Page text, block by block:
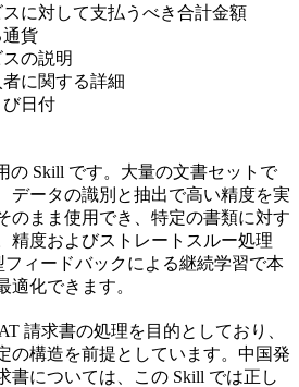
に対して支払うべき合計金額
貨
の説明
に関する詳細
日付
の Skill です。大量の文書セットで
データの識別と抽出で高い精度を実
のまま使用でき、特定の書類に対す
精度およびストレートスルー処理
フィードバックによる継続学習で本
適化できます。
請求書の処理を目的としており、
の構造を前提としています。中国発
書については、この Skill では正し